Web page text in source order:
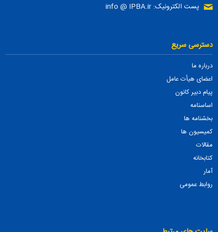
پست الکترونیک: info @ IPBA.ir
دسترسی سریع
درباره ما
اعضای هیأت عامل
پیام دبیر کانون
اساسنامه
بخشنامه ها
کمیسیون ها
مقالات
کتابخانه
آمار
روابط عمومی